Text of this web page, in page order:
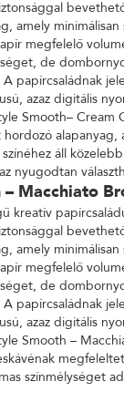
amely
megfelelő
de
papírcsaládnak
azaz digitális
Smooth– Cream
alapanyag,
áll
nyugodtan
Macchiato
kreatív
amely
megfelelő
de
papírcsaládnak
azaz digitális
Smooth –
színmélységet